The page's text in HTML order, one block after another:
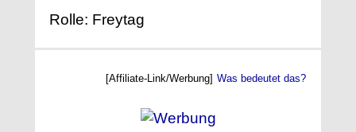
Rolle: Freytag
[Affiliate-Link/Werbung] Was bedeutet das?